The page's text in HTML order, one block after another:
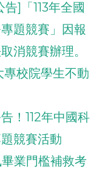
]「113年全國
題競賽」因報
消競賽辦理。
專校院學生不動
！112年中國科
競賽活動
畢業門檻補救考